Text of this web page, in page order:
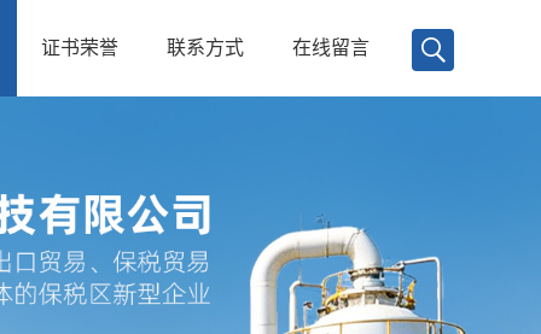
证书荣誉 联系方式 在线留言